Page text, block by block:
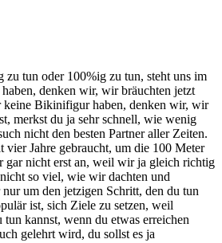
zu tun oder 100%ig zu tun, steht uns im
denken wir, wir bräuchten jetzt
keine Bikinifigur haben, denken wir, wir
merkst du ja sehr schnell, wie wenig
nicht den besten Partner aller Zeiten.
vier Jahre gebraucht, um die 100 Meter
gar nicht erst an, weil wir ja gleich richtig
so viel, wie wir dachten und
um den jetzigen Schritt, den du tun
ist, sich Ziele zu setzen, weil
kannst, wenn du etwas erreichen
gelehrt wird, du sollst es ja